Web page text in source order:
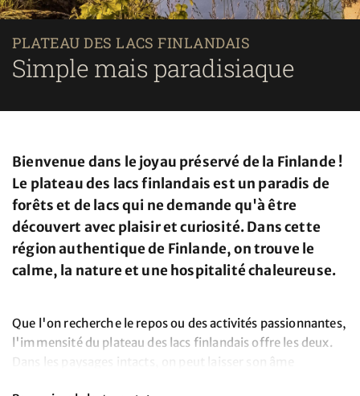
PLATEAU DES LACS FINLANDAIS
Simple mais paradisiaque
Bienvenue dans le joyau préservé de la Finlande !
Le plateau des lacs finlandais est un paradis de
forêts et de lacs qui ne demande qu'à être
découvert avec plaisir et curiosité. Dans cette
région authentique de Finlande, on trouve le
calme, la nature et une hospitalité chaleureuse.
Que l'on recherche le repos ou des activités passionnantes,
l'immensité du plateau des lacs finlandais offre les deux.
Dans les paysages intacts, on peut laisser son âme